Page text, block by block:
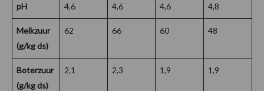
pH 4,6 4,6 4,6 4,8
Melkzuur
(g/kg ds)
62 66 60 48
Boterzuur
(g/kg ds)
2,1 2,3 1,9 1,9